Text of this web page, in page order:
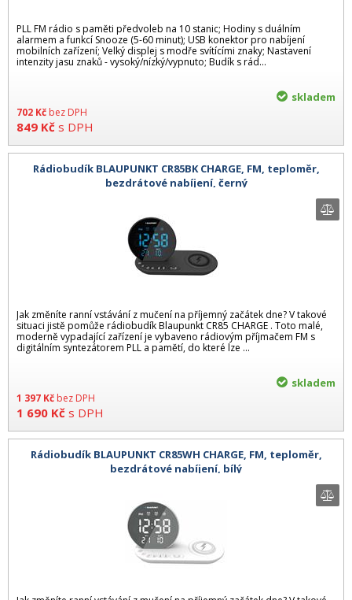
PLL FM rádio s paměti předvoleb na 10 stanic; Hodiny s duálním
alarmem a funkcí Snooze (5-60 minut); USB konektor pro nabíjení
mobilních zařízení; Velký displej s modře svítícími znaky; Nastavení
intenzity jasu znaků - vysoký/nízký/vypnuto; Budík s rád...
702 Kč bez DPH
849 Kč s DPH
skladem
Rádiobudík BLAUPUNKT CR85BK CHARGE, FM, teploměr,
bezdrátové nabíjení, černý
Jak změníte ranní vstávání z mučení na příjemný začátek dne? V takové
situaci jistě pomůže rádiobudík Blaupunkt CR85 CHARGE . Toto malé,
moderně vypadající zařízení je vybaveno rádiovým příjmačem FM s
digitálním syntezátorem PLL a pamětí, do které lze ...
1 397 Kč bez DPH
1 690 Kč s DPH
skladem
Rádiobudík BLAUPUNKT CR85WH CHARGE, FM, teploměr,
bezdrátové nabíjení, bílý